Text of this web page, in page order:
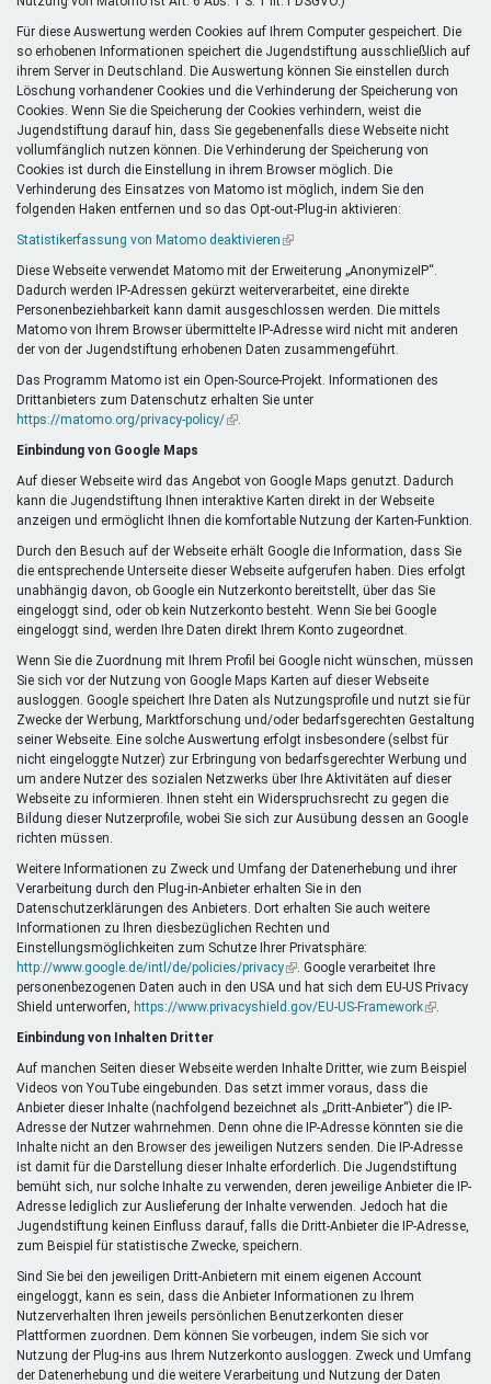
Für diese Auswertung werden Cookies auf Ihrem Computer gespeichert. Die
so erhobenen Informationen speichert die Jugendstiftung ausschließlich auf
ihrem Server in Deutschland. Die Auswertung können Sie einstellen durch
Löschung vorhandener Cookies und die Verhinderung der Speicherung von
Cookies. Wenn Sie die Speicherung der Cookies verhindern, weist die
Jugendstiftung darauf hin, dass Sie gegebenenfalls diese Webseite nicht
vollumfänglich nutzen können. Die Verhinderung der Speicherung von
Cookies ist durch die Einstellung in ihrem Browser möglich. Die
Verhinderung des Einsatzes von Matomo ist möglich, indem Sie den
folgenden Haken entfernen und so das Opt-out-Plug-in aktivieren:
Statistikerfassung von Matomo deaktivieren (Link
extern)
Diese Webseite verwendet Matomo mit der Erweiterung „AnonymizeIP“.
Dadurch werden IP-Adressen gekürzt weiterverarbeitet, eine direkte
Personenbeziehbarkeit kann damit ausgeschlossen werden. Die mittels
Matomo von Ihrem Browser übermittelte IP-Adresse wird nicht mit anderen
der von der Jugendstiftung erhobenen Daten zusammengeführt.
Das Programm Matomo ist ein Open-Source-Projekt. Informationen des
Drittanbieters zum Datenschutz erhalten Sie unter
https://matomo.org/privacy-policy/(Link
Einbindung von Google Maps
Auf dieser Webseite wird das Angebot von Google Maps genutzt. Dadurch
kann die Jugendstiftung Ihnen interaktive Karten direkt in der Webseite
anzeigen und ermöglicht Ihnen die komfortable Nutzung der Karten-Funktion.
Durch den Besuch auf der Webseite erhält Google die Information, dass Sie
die entsprechende Unterseite dieser Webseite aufgerufen haben. Dies erfolgt
unabhängig davon, ob Google ein Nutzerkonto bereitstellt, über das Sie
eingeloggt sind, oder ob kein Nutzerkonto besteht. Wenn Sie bei Google
eingeloggt sind, werden Ihre Daten direkt Ihrem Konto zugeordnet.
Wenn Sie die Zuordnung mit Ihrem Profil bei Google nicht wünschen, müssen
Sie sich vor der Nutzung von Google Maps Karten auf dieser Webseite
ausloggen. Google speichert Ihre Daten als Nutzungsprofile und nutzt sie für
Zwecke der Werbung, Marktforschung und/oder bedarfsgerechten Gestaltung
seiner Webseite. Eine solche Auswertung erfolgt insbesondere (selbst für
nicht eingeloggte Nutzer) zur Erbringung von bedarfsgerechter Werbung und
um andere Nutzer des sozialen Netzwerks über Ihre Aktivitäten auf dieser
Webseite zu informieren. Ihnen steht ein Widerspruchsrecht zu gegen die
Bildung dieser Nutzerprofile, wobei Sie sich zur Ausübung dessen an Google
richten müssen.
Weitere Informationen zu Zweck und Umfang der Datenerhebung und ihrer
Verarbeitung durch den Plug-in-Anbieter erhalten Sie in den
Datenschutzerklärungen des Anbieters. Dort erhalten Sie auch weitere
Informationen zu Ihren diesbezüglichen Rechten und
Einstellungsmöglichkeiten zum Schutze Ihrer Privatsphäre:
http://www.google.de/intl/de/policies/privacy(Link
ist
extern)
. Google verarbeitet Ihre
personenbezogenen Daten auch in den USA und hat sich dem EU-US Privacy
Shield unterworfen,
https://www.privacyshield.gov/EU-US-Framework(Link
Einbindung von Inhalten Dritter
Auf manchen Seiten dieser Webseite werden Inhalte Dritter, wie zum Beispiel
Videos von YouTube eingebunden. Das setzt immer voraus, dass die
Anbieter dieser Inhalte (nachfolgend bezeichnet als „Dritt-Anbieter“) die IP-
Adresse der Nutzer wahrnehmen. Denn ohne die IP-Adresse könnten sie die
Inhalte nicht an den Browser des jeweiligen Nutzers senden. Die IP-Adresse
ist damit für die Darstellung dieser Inhalte erforderlich. Die Jugendstiftung
bemüht sich, nur solche Inhalte zu verwenden, deren jeweilige Anbieter die IP-
Adresse lediglich zur Auslieferung der Inhalte verwenden. Jedoch hat die
Jugendstiftung keinen Einfluss darauf, falls die Dritt-Anbieter die IP-Adresse,
zum Beispiel für statistische Zwecke, speichern.
Sind Sie bei den jeweiligen Dritt-Anbietern mit einem eigenen Account
eingeloggt, kann es sein, dass die Anbieter Informationen zu Ihrem
Nutzerverhalten Ihren jeweils persönlichen Benutzerkonten dieser
Plattformen zuordnen. Dem können Sie vorbeugen, indem Sie sich vor
Nutzung der Plug-ins aus Ihrem Nutzerkonto ausloggen. Zweck und Umfang
der Datenerhebung und die weitere Verarbeitung und Nutzung der Daten